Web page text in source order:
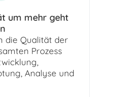
um mehr geht
die Qualität der
Prozess
Analyse und